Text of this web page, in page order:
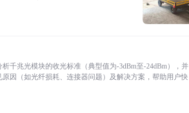
千兆光模块的收光标准（典型值为-3dBm至-24dBm），并
因（如光纤损耗、连接器问题）及解决方案，帮助用户快